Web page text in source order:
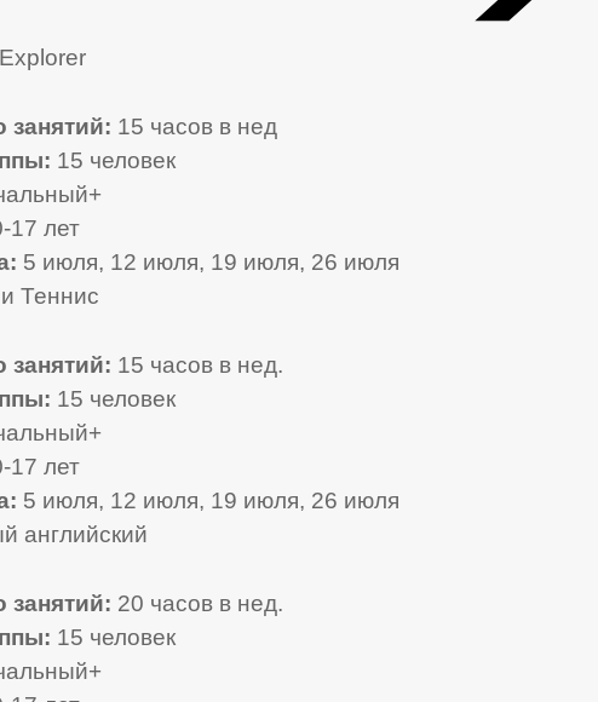
занятий: 15 часов в нед
15 человек
17 лет
5 июля, 12 июля, 19 июля, 26 июля
Теннис
занятий: 15 часов в нед.
15 человек
17 лет
5 июля, 12 июля, 19 июля, 26 июля
английский
занятий: 20 часов в нед.
15 человек